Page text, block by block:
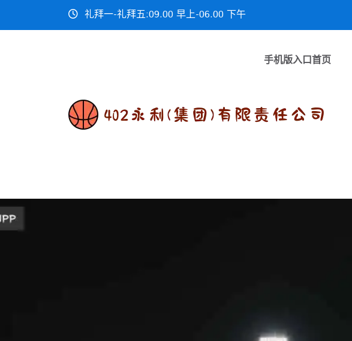
礼拜一-礼拜五:09.00 早上-06.00 下午
手机版入口首页